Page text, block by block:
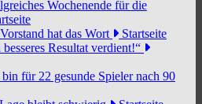
Wochenende für die
hat das Wort
Startseite
besseres Resultat verdient!“
bin für 22 gesunde Spieler nach 90